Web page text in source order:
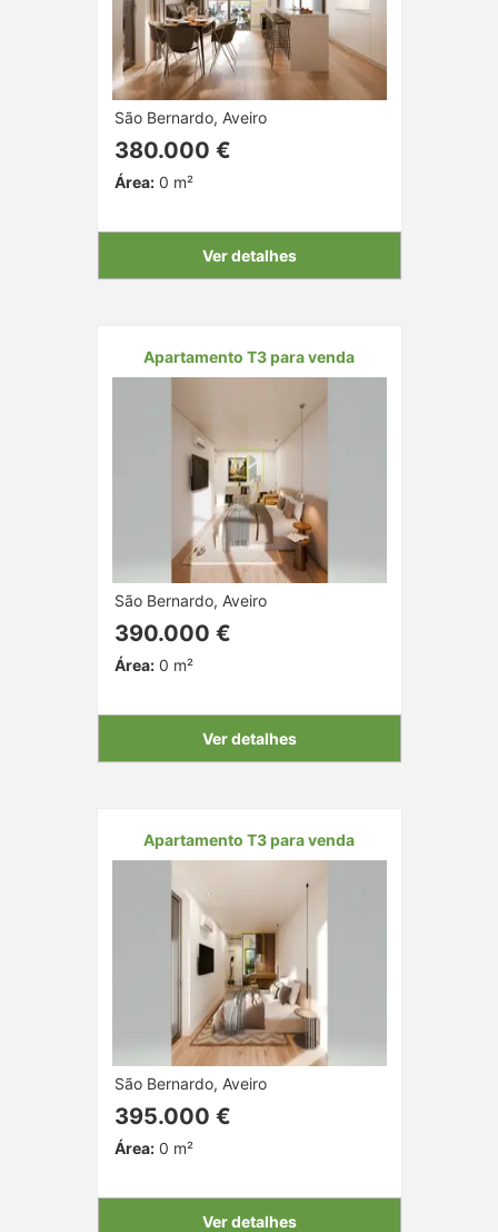
São Bernardo, Aveiro
380.000 €
Área:0 m²
Ver detalhes
Apartamento T3 para venda
São Bernardo, Aveiro
390.000 €
Área:0 m²
Ver detalhes
Apartamento T3 para venda
São Bernardo, Aveiro
395.000 €
Área:0 m²
Ver detalhes